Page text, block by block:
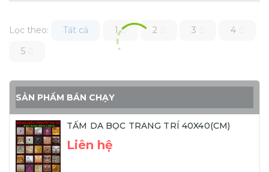
Lọc theo: Tất cả 1 2 3
4
5
SẢN PHẨM BÁN CHẠY
TẤM DA BỌC TRANG TRÍ 40X40(CM)
Liên hệ